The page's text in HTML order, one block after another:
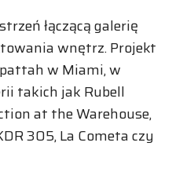
łączącą galerię
wnętrz. Projekt
w Miami, w
takich jak Rubell
at the Warehouse,
305, La Cometa czy